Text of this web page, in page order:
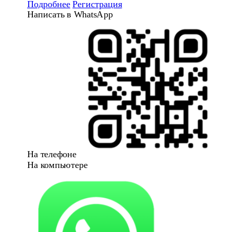
Подробнее Регистрация
Написать в WhatsApp
На телефоне
На компьютере